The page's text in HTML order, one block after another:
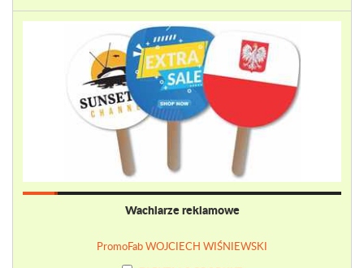
Wachlarze reklamowe
PromoFab WOJCIECH WIŚNIEWSKI